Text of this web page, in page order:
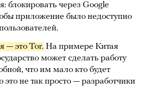
блокировать через Google
приложение было недоступно
— это Tor. На примере Китая
может сделать работу
что им мало кто будет
это не так просто — разработчики